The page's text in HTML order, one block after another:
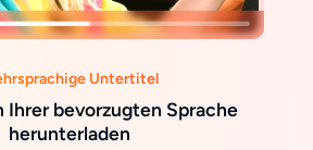
Untertitel
Ihrer bevorzugten Sprache
herunterladen